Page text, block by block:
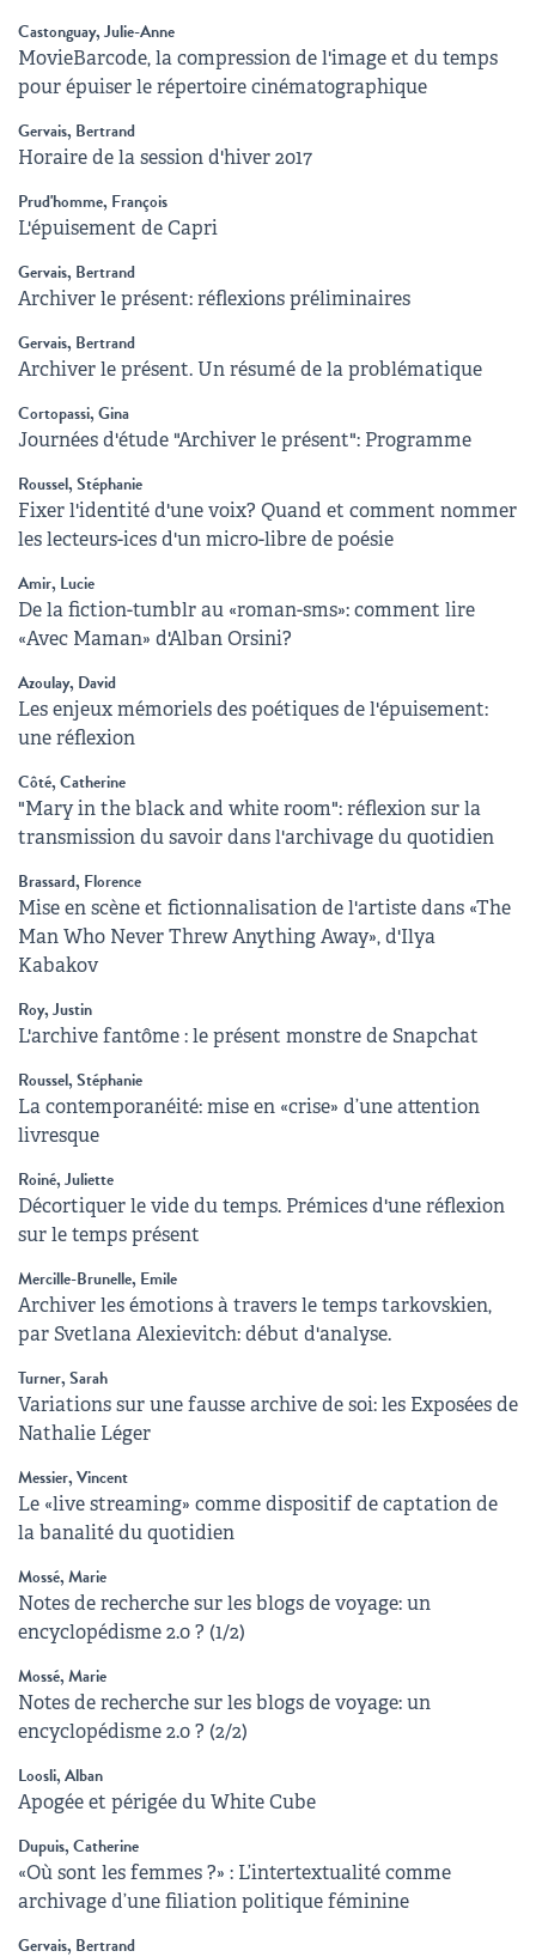
Castonguay, Julie-Anne
MovieBarcode, la compression de l'image et du temps
pour épuiser le répertoire cinématographique
Gervais, Bertrand
Horaire de la session d'hiver 2017
Prud'homme, François
L'épuisement de Capri
Gervais, Bertrand
Archiver le présent: réflexions préliminaires
Gervais, Bertrand
Archiver le présent. Un résumé de la problématique
Cortopassi, Gina
Journées d'étude "Archiver le présent": Programme
Roussel, Stéphanie
Fixer l'identité d'une voix? Quand et comment nommer
les lecteurs-ices d'un micro-libre de poésie
Amir, Lucie
De la fiction-tumblr au «roman-sms»: comment lire
«Avec Maman» d'Alban Orsini?
Azoulay, David
Les enjeux mémoriels des poétiques de l'épuisement:
une réflexion
Côté, Catherine
"Mary in the black and white room": réflexion sur la
transmission du savoir dans l'archivage du quotidien
Brassard, Florence
Mise en scène et fictionnalisation de l'artiste dans «The
Man Who Never Threw Anything Away», d'Ilya
Kabakov
Roy, Justin
L'archive fantôme : le présent monstre de Snapchat
Roussel, Stéphanie
La contemporanéité: mise en «crise» d’une attention
livresque
Roiné, Juliette
Décortiquer le vide du temps. Prémices d'une réflexion
sur le temps présent
Mercille-Brunelle, Emile
Archiver les émotions à travers le temps tarkovskien,
par Svetlana Alexievitch: début d'analyse.
Turner, Sarah
Variations sur une fausse archive de soi: les Exposées de
Nathalie Léger
Messier, Vincent
Le «live streaming» comme dispositif de captation de
la banalité du quotidien
Mossé, Marie
Notes de recherche sur les blogs de voyage: un
encyclopédisme 2.0 ? (1/2)
Mossé, Marie
Notes de recherche sur les blogs de voyage: un
encyclopédisme 2.0 ? (2/2)
Loosli, Alban
Apogée et périgée du White Cube
Dupuis, Catherine
«Où sont les femmes ?» : L’intertextualité comme
archivage d’une filiation politique féminine
Gervais, Bertrand